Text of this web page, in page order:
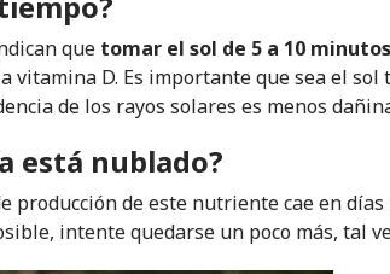
que tomar el sol de 5 a 10
vitamina D. Es importante que sea el
de los rayos solares es menos
está nublado?
producción de este nutriente cae en
intente quedarse un poco más, tal